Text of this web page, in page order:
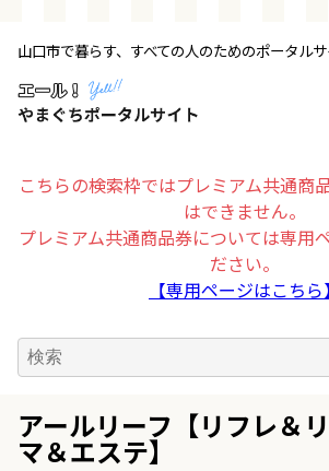
山口市で暮らす、すべての人のためのポータル
こちらの検索枠ではプレミアム共通商
はできません。
プレミアム共通商品券については専用
ださい。
【専用ページはこちら】
トップページ
その他
求人情報
アールリーフ【リフレ＆
マ＆エステ】